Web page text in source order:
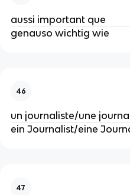
aussi important que
genauso wichtig wie
46
un journaliste/une
ein Journalist/eine
47